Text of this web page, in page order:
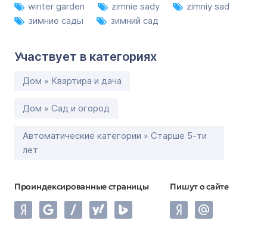
winter garden zimnie sady
zimniy sad
зимние сады
зимний сад
Участвует в категориях
Дом » Квартира и дача
Дом » Сад и огород
Автоматические категории » Старше 5-ти
лет
Проиндексированные страницы Пишут о сайте